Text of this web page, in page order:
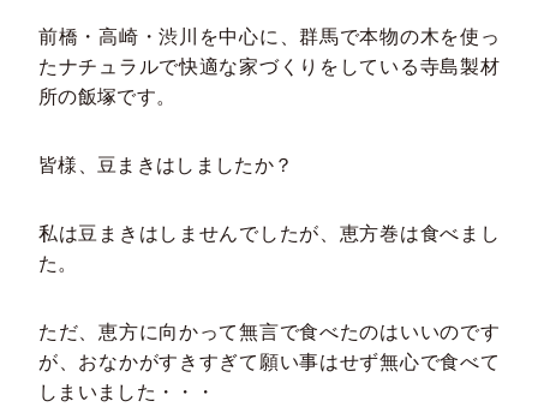
前橋・高崎・渋川を中心に、群馬で本物の木を使っ
たナチュラルで快適な家づくりをしている寺島製材
所の飯塚です。
皆様、豆まきはしましたか？
私は豆まきはしませんでしたが、恵方巻は食べまし
た。
ただ、恵方に向かって無言で食べたのはいいのです
が、おなかがすきすぎて願い事はせず無心で食べて
しまいました・・・